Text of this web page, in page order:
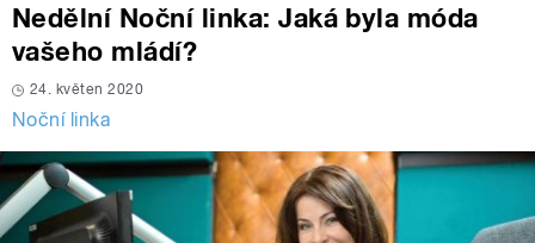
Nedělní Noční linka: Jaká byla móda
vašeho mládí?
24. květen 2020
Noční linka